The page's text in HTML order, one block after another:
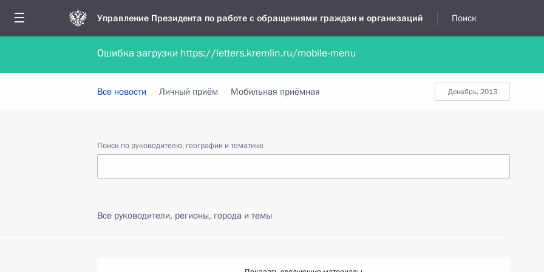
Управление Президента по работе с обращениями граждан и организаций Поиск
Обратиться в форме электронного документа Обратиться в устной форме
декабрь, 2013
Все новости Личный приём Мобильная приёмная
Поиск по руководителю, географии и тематике
Все руководители, регионы, города и темы
Ошибка загрузки https://letters.kremlin.ru/mobile-menu